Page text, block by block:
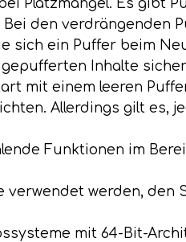
Platzmangel. Es gibt
den verdrängenden
sich ein Puffer beim
Inhalte
mit einem leeren
Allerdings gilt es,
Funktionen im
werden,
mit 64-Bit-